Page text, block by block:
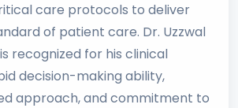
care protocols to deliver
of patient care. Dr. Uzzwal
recognized for his clinical
decision-making ability,
approach, and commitment to